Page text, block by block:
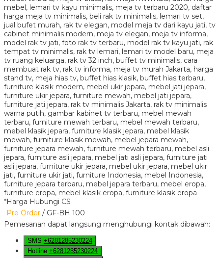
*Harga Hubungi CS
Pre Order / GF-BH 100
Pemesanan dapat langsung menghubungi kontak dibawah:
SMS +6281285230224
Hotline +6281285230224